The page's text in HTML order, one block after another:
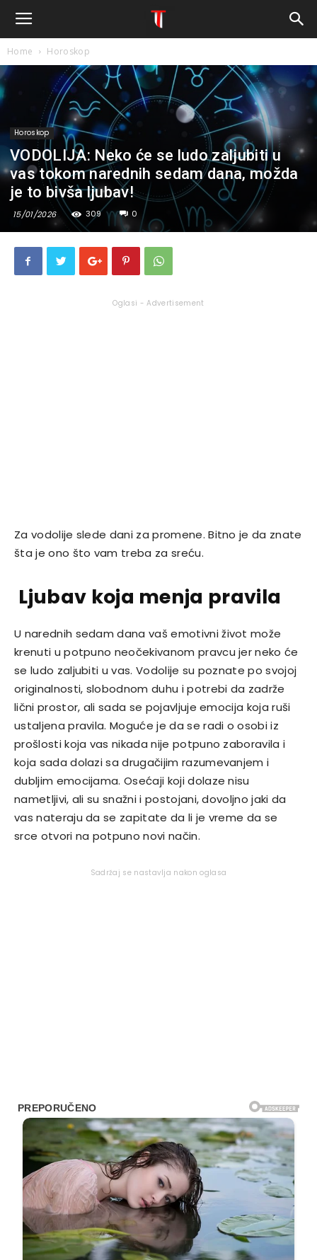
Home Horoskop
Horoskop
VODOLIJA: Neko će se ludo zaljubiti u
vas tokom narednih sedam dana, možda
je to bivša ljubav!
15/01/2026 309 0
Oglasi - Advertisement
Za vodolije slede dani za promene. Bitno je da znate
šta je ono što vam treba za sreću.
Ljubav koja menja pravila
U narednih sedam dana vaš emotivni život može
krenuti u potpuno neočekivanom pravcu jer neko će
se ludo zaljubiti u vas. Vodolije su poznate po svojoj
originalnosti, slobodnom duhu i potrebi da zadrže
lični prostor, ali sada se pojavljuje emocija koja ruši
ustaljena pravila. Moguće je da se radi o osobi iz
prošlosti koja vas nikada nije potpuno zaboravila i
koja sada dolazi sa drugačijim razumevanjem i
dubljim emocijama. Osećaji koji dolaze nisu
nametljivi, ali su snažni i postojani, dovoljno jaki da
vas nateraju da se zapitate da li je vreme da se
srce otvori na potpuno novi način.
Sadržaj se nastavlja nakon oglasa